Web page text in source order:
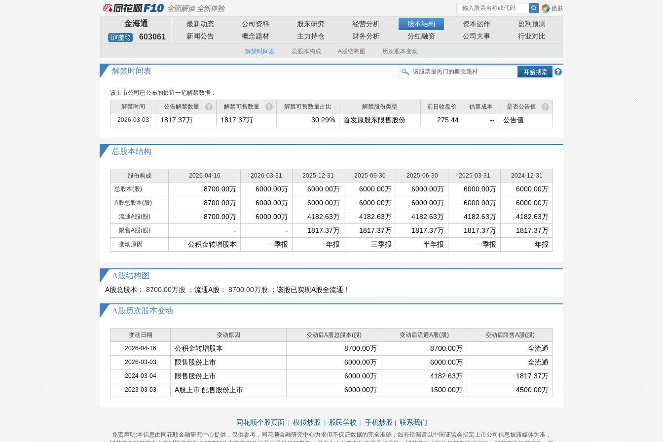
换肤
金海通
603061
最新动态 公司资料 股东研究 经营分析 股本结构 资本运作
盈利预测
新闻公告
概念题材 主力持仓 财务分析 分红融资 公司大事 行业对比
解禁时间表 总股本构成 A股结构图 历次股本变动
解禁时间表
该上市公司已公布的最近一笔解禁数据：
解禁时间
公告解禁数量 解禁可售数量 解禁可售数量占比 解禁股份类型 前日收盘价 估算成本
是否公告值
2026-03-03
1817.37万 1817.37万 30.29% 首发原股东限售股份 275.44 -- 公告值
总股本结构
股份构成 2026-04-16 2026-03-31 2025-12-31 2025-09-30 2025-06-30 2025-03-31
2024-12-31
总股本(股)
8700.00万 6000.00万 6000.00万 6000.00万 6000.00万 6000.00万 6000.00万
A股总股本(股) 8700.00万 6000.00万 6000.00万 6000.00万 6000.00万 6000.00万 6000.00万
流通A股(股) 8700.00万 6000.00万 4182.63万 4182.63万 4182.63万 4182.63万 4182.63万
限售A股(股) - - 1817.37万 1817.37万 1817.37万 1817.37万 1817.37万
变动原因 公积金转增股本 一季报 年报 三季报 半年报 一季报 年报
A股结构图
A股总股本： 8700.00万股 ；流通A股： 8700.00万股 ；该股已实现A股全流通！
A股历次股本变动
变动日期 变动原因 变动后A股总股本(股) 变动后流通A股(股)
变动后限售A股(股)
2026-04-16
公积金转增股本 8700.00万 8700.00万 全流通
2026-03-03 限售股份上市 6000.00万 6000.00万 全流通
2024-03-04 限售股份上市 6000.00万 4182.63万 1817.37万
2023-03-03 A股上市,配售股份上市 6000.00万 1500.00万 4500.00万
同花顺个股页面 模拟炒股 股民学校 手机炒股 联系我们
免责声明:本信息由同花顺金融研究中心提供，仅供参考，同花顺金融研究中心力求但不保证数据的完全准确，如有错漏请以中国证监会指定上市公司信息披露媒体为准，